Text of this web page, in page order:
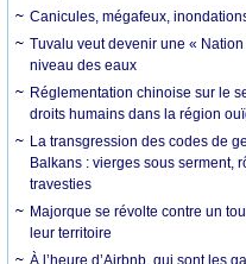
Canicules, mégafeux,
Tuvalu veut devenir une «
niveau des eaux
Réglementation chinoise sur le
droits humains dans la région
La transgression des codes de
Balkans : vierges sous serment,
travesties
Majorque se révolte contre un
leur territoire
À l’heure d’Airbnb, qui sont les